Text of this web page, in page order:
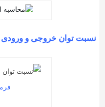
نسبت توان خروجی و ورودی